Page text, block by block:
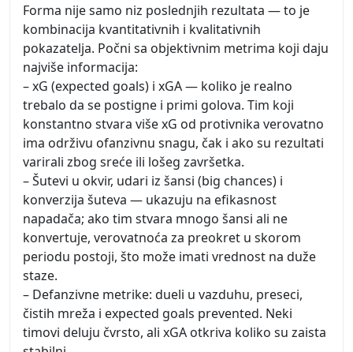
Forma nije samo niz poslednjih rezultata — to je
kombinacija kvantitativnih i kvalitativnih
pokazatelja. Počni sa objektivnim metrima koji daju
najviše informacija:
– xG (expected goals) i xGA — koliko je realno
trebalo da se postigne i primi golova. Tim koji
konstantno stvara više xG od protivnika verovatno
ima održivu ofanzivnu snagu, čak i ako su rezultati
varirali zbog sreće ili lošeg završetka.
– Šutevi u okvir, udari iz šansi (big chances) i
konverzija šuteva — ukazuju na efikasnost
napadača; ako tim stvara mnogo šansi ali ne
konvertuje, verovatnoća za preokret u skorom
periodu postoji, što može imati vrednost na duže
staze.
– Defanzivne metrike: dueli u vazduhu, preseci,
čistih mreža i expected goals prevented. Neki
timovi deluju čvrsto, ali xGA otkriva koliko su zaista